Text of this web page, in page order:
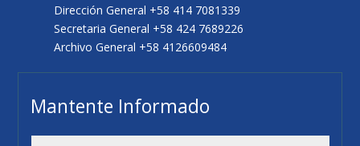
Dirección General +58 414 7081339
Secretaria General +58 424 7689226
Archivo General +58 4126609484
Mantente Informado